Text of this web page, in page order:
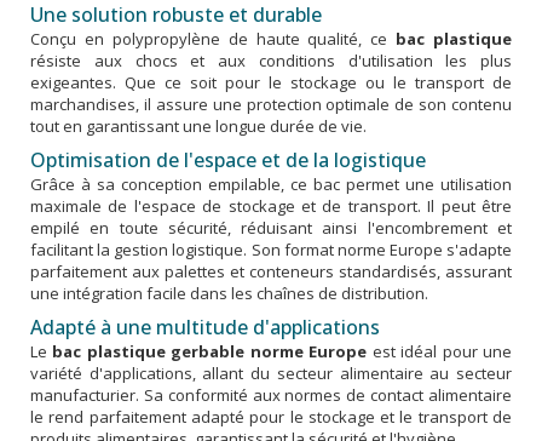
Une solution robuste et durable
Conçu en polypropylène de haute qualité, ce bac plastique
résiste aux chocs et aux conditions d'utilisation les plus
exigeantes. Que ce soit pour le stockage ou le transport de
marchandises, il assure une protection optimale de son contenu
tout en garantissant une longue durée de vie.
Optimisation de l'espace et de la logistique
Grâce à sa conception empilable, ce bac permet une utilisation
maximale de l'espace de stockage et de transport. Il peut être
empilé en toute sécurité, réduisant ainsi l'encombrement et
facilitant la gestion logistique. Son format norme Europe s'adapte
parfaitement aux palettes et conteneurs standardisés, assurant
une intégration facile dans les chaînes de distribution.
Adapté à une multitude d'applications
Le bac plastique gerbable norme Europe est idéal pour une
variété d'applications, allant du secteur alimentaire au secteur
manufacturier. Sa conformité aux normes de contact alimentaire
le rend parfaitement adapté pour le stockage et le transport de